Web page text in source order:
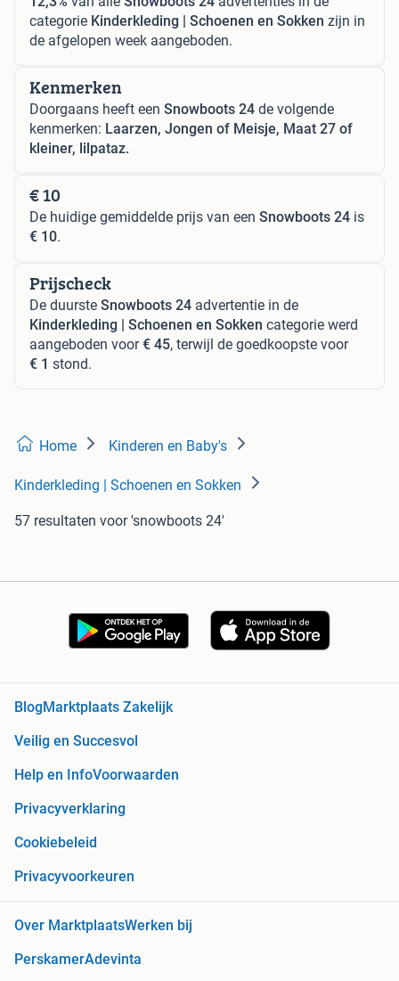
categorie Kinderkleding | Schoenen en Sokken zijn in
de afgelopen week aangeboden.
Kenmerken
Doorgaans heeft een Snowboots 24 de volgende
kenmerken: Laarzen, Jongen of Meisje, Maat 27 of
kleiner, lilpataz.
€ 10
De huidige gemiddelde prijs van een Snowboots 24 is
€ 10.
Prijscheck
De duurste Snowboots 24 advertentie in de
Kinderkleding | Schoenen en Sokken categorie werd
aangeboden voor€ 45, terwijl de goedkoopste voor
€ 1 stond.
Home Kinderen en Baby's
Kinderkleding | Schoenen en Sokken
57 resultaten voor 'snowboots 24'
BlogMarktplaats Zakelijk
Veilig en Succesvol
Help en InfoVoorwaarden
Privacyverklaring
Cookiebeleid
Privacyvoorkeuren
Over MarktplaatsWerken bij
PerskamerAdevinta